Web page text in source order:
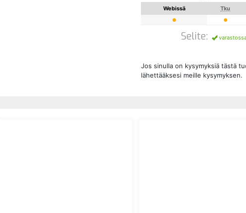
Webissä Tku
Selite:
Jos sinulla on kysymyksiä tästä
lähettääksesi meille kysymyksen.